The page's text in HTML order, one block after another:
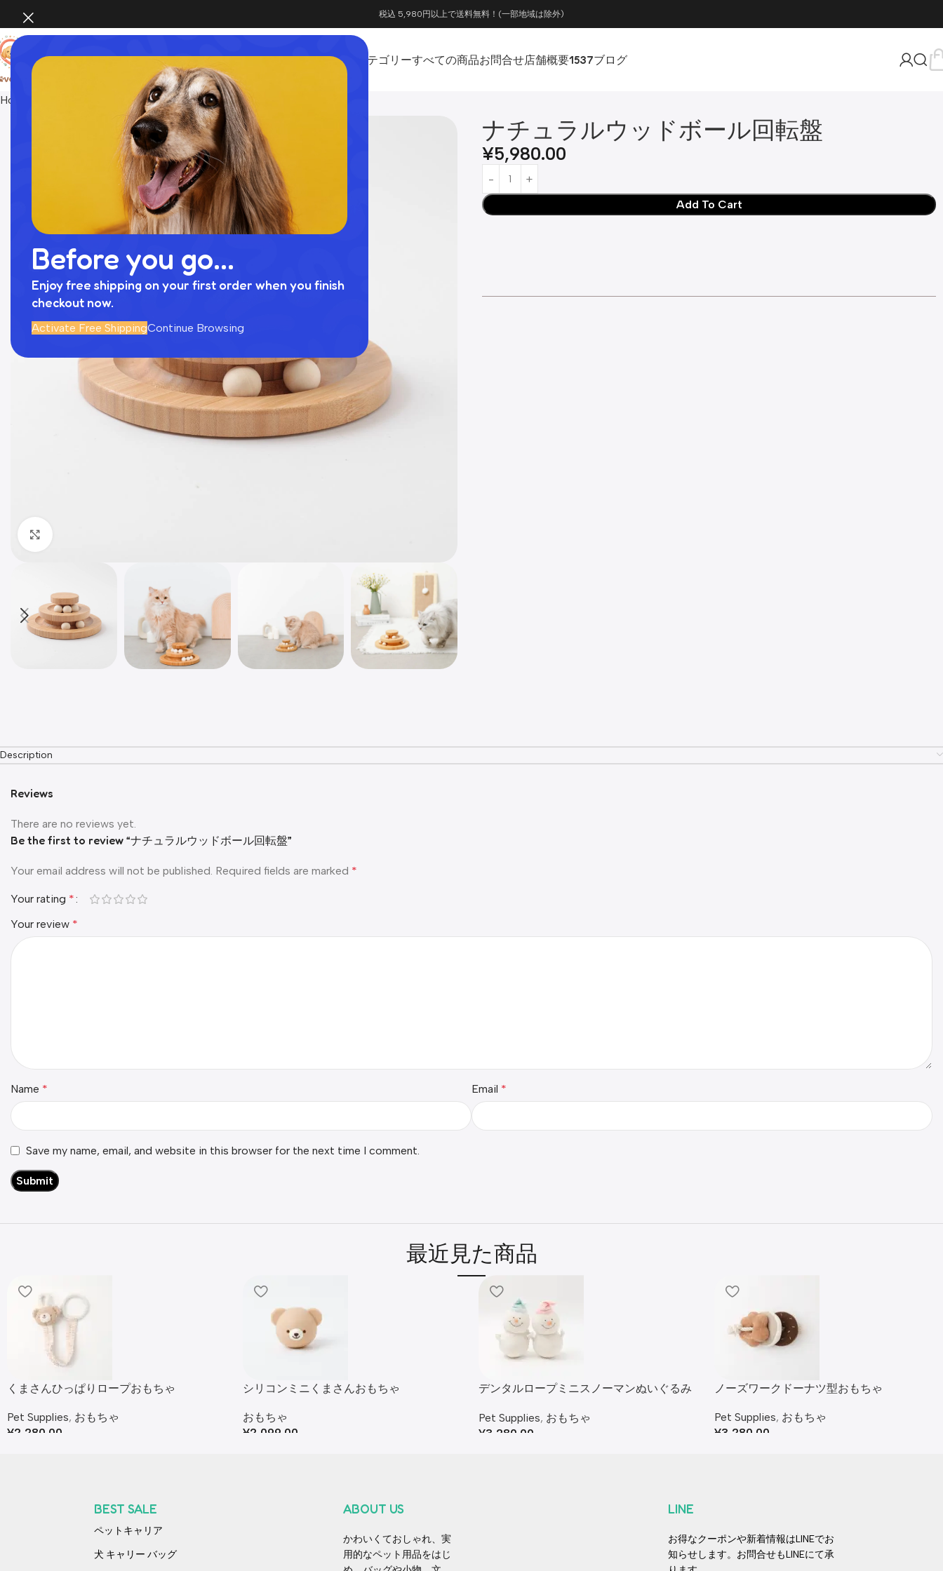
Before you go...
Enjoy free shipping on your first order when you finish
checkout now.
Activate Free ShippingContinue Browsing
税込 5,980円以上で送料無料！(一部地域は除外)
ホーム カテゴリーすべての商品お問合せ店舗概要1537ブログ
Home ナチュラルウッドボール回転盤
ナチュラルウッドボール回転盤
¥5,980.00
Add To Cart
Description
Reviews
There are no reviews yet.
Be the first to review “ナチュラルウッドボール回転盤”
Your email address will not be published. Required fields are marked *
Your rating *
Your review *
Name * Email *
Save my name, email, and website in this browser for the next time I comment.
最近見た商品
くまさんひっぱりロープおもちゃ
Pet Supplies, おもちゃ
¥2,280.00
シリコンミニくまさんおもちゃ
おもちゃ
¥2,099.00
デンタルロープミニスノーマンぬいぐるみ
Pet Supplies, おもちゃ
¥3,280.00
ノーズワークドーナツ型おもちゃ
Pet Supplies, おもちゃ
¥3,280.00
BEST SALE
ペットキャリア
犬 キャリー バッグ​
ABOUT US
かわいくておしゃれ、実
用的なペット用品をはじ
LINE
お得なクーポンや新着情報はLINEでお
知らせします。お問合せもLINEにて承